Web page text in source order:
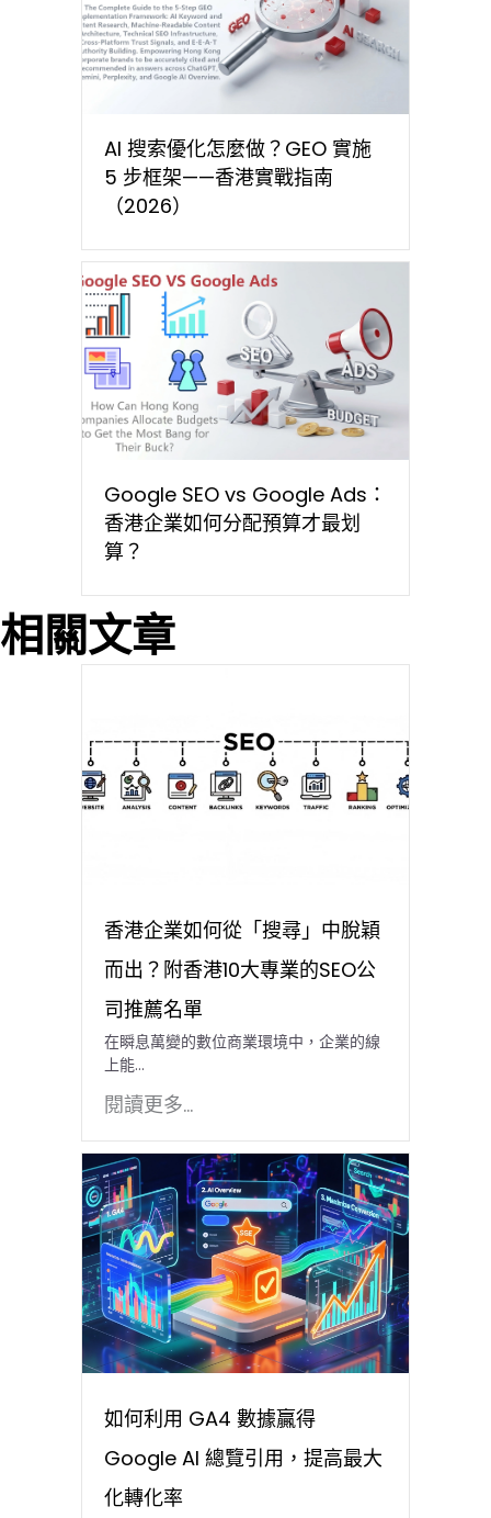
AI 搜索優化怎麼做？GEO 實施
5 步框架——香港實戰指南
（2026）
Google SEO vs Google Ads：
香港企業如何分配預算才最划
算？
相關文章
香港企業如何從「搜尋」中脫穎
而出？附香港10大專業的SEO公
司推薦名單
在瞬息萬變的數位商業環境中，企業的線
上能…
閱讀更多...
如何利用 GA4 數據贏得
Google AI 總覽引用，提高最大
化轉化率